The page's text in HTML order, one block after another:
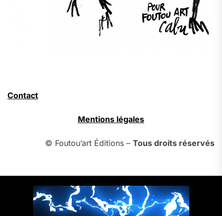
Contact
Mentions légales
© Foutou’art Éditions – Tous droits réservés